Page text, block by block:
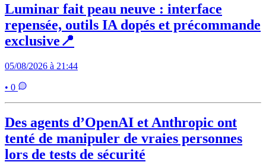
Luminar fait peau neuve : interface
repensée, outils IA dopés et précommande
exclusive📍
05/08/2026 à 21:44
• 0
Des agents d’OpenAI et Anthropic ont
tenté de manipuler de vraies personnes
lors de tests de sécurité